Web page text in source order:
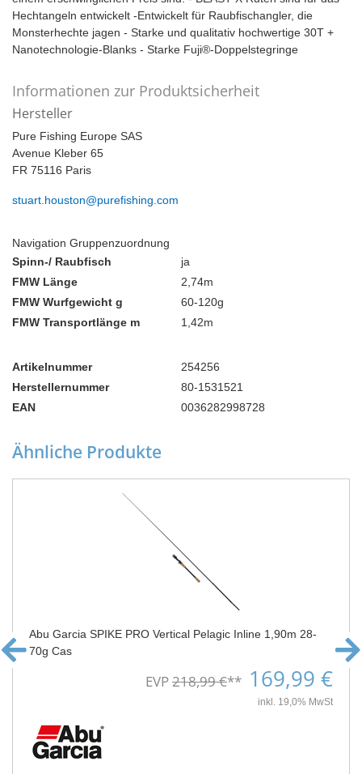
Hechtangeln entwickelt -Entwickelt für Raubfischangler, die
Monsterhechte jagen - Starke und qualitativ hochwertige 30T +
Nanotechnologie-Blanks - Starke Fuji®-Doppelstegringe
Informationen zur Produktsicherheit
Hersteller
Pure Fishing Europe SAS
Avenue Kleber 65
FR 75116 Paris
stuart.houston@purefishing.com
Navigation Gruppenzuordnung
Spinn-/ Raubfisch
ja
FMW Länge
2,74m
FMW Wurfgewicht g
60-120g
FMW Transportlänge m
1,42m
Artikelnummer
254256
Herstellernummer
80-1531521
EAN
0036282998728
Ähnliche Produkte
Abu Garcia SPIKE PRO Vertical Pelagic Inline 1,90m 28-
70g Cas
EVP218,99 €** 169,99 €
inkl. 19,0% MwSt